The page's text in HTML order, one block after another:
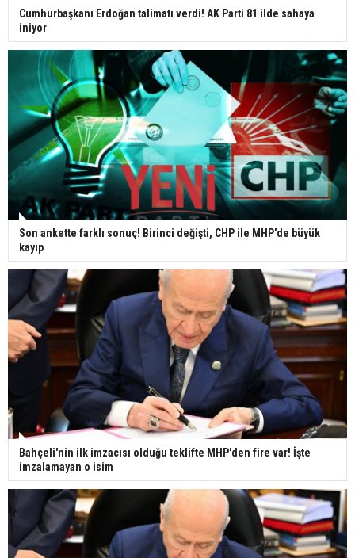
Cumhurbaşkanı Erdoğan talimatı verdi! AK Parti 81 ilde sahaya
iniyor
Son ankette farklı sonuç! Birinci değişti, CHP ile MHP'de büyük
kayıp
Bahçeli'nin ilk imzacısı olduğu teklifte MHP'den fire var! İşte
imzalamayan o isim